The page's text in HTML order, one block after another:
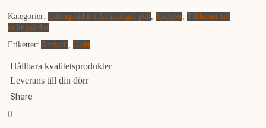
Kategorier:Odlingslådor i Antracitgrå plåt, Spaljéer,Tillbehör till
odlingslådor
Etiketter:Antracit,Grått
Hållbara kvalitetsprodukter
Leverans till din dörr
Share
0